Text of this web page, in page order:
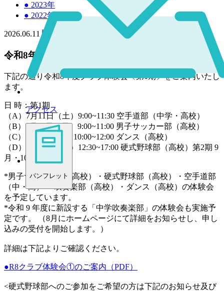
アクセス
パンフレット
● 2023年
● 2022年
2026.06.11 中学
令和8年度クラブ体験会〔第 1 期〕のご案内
下記の通り令和8年度クラブ体験会〔第1期〕をご案内いたし
ます。
日 時：第1期
（A）7月11日（土）9:00~11:30 空手道部（中学・高校）
（B）7月12日（日）9:00~11:00 男子サッカー部（高校）
（C）8月7日（金）10:00~12:00 ダンス（高校）
（D）8月16日（日）12:30~17:00 硬式野球部（高校）第2期 9
月・10月
*男子サッカー部（高校）・硬式野球部（高校）・空手道部
（中・高）・ 吹奏楽部（高校）・ダンス（高校）の体験会
を予定しています。
*令和 9 年度に新設する「中学吹奏楽部」の体験会も実施予
定です。 （8月にホームページにて詳細をお知らせし、申し
込みの受付を開始します。）
詳細は下記よりご確認ください。
●R8クラブ体験会①のご案内（PDF）
<硬式野球部へのご参加をご希望の方は下記のお知らせ及び